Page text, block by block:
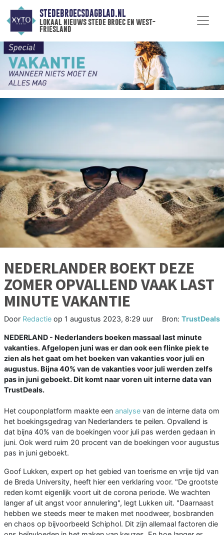
STEDEBROECSDAGBLAD.NL
lokaal nieuws stede broec en west-
friesland
NEDERLANDER BOEKT DEZE
ZOMER OPVALLEND VAAK LAST
MINUTE VAKANTIE
Door Redactie op 1 augustus 2023, 8:29 uur Bron: TrustDeals
NEDERLAND - Nederlanders boeken massaal last minute
vakanties. Afgelopen juni was er dan ook een flinke piek te
zien als het gaat om het boeken van vakanties voor juli en
augustus. Bijna 40% van de vakanties voor juli werden zelfs
pas in juni geboekt. Dit komt naar voren uit interne data van
TrustDeals.
Het couponplatform maakte een analyse van de interne data om
het boekingsgedrag van Nederlanders te peilen. Opvallend is
dat bijna 40% van de boekingen voor juli pas werden gedaan in
juni. Ook werd ruim 20 procent van de boekingen voor augustus
pas in juni geboekt.
Goof Lukken, expert op het gebied van toerisme en vrije tijd van
de Breda University, heeft hier een verklaring voor. "De grootste
reden komt eigenlijk voort uit de corona periode. We wachten
langer af uit angst voor annulering", legt Lukken uit. "Daarnaast
hebben we steeds meer te maken met noodweer, bosbranden
en chaos op bijvoorbeeld Schiphol. Dit zijn allemaal factoren die